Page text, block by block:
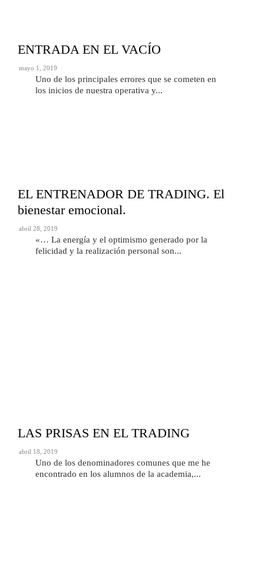
ENTRADA EN EL VACÍO
mayo 1, 2019
Uno de los principales errores que se cometen en
los inicios de nuestra operativa y...
EL ENTRENADOR DE TRADING. El
bienestar emocional.
abril 28, 2019
«… La energía y el optimismo generado por la
felicidad y la realización personal son...
LAS PRISAS EN EL TRADING
abril 18, 2019
Uno de los denominadores comunes que me he
encontrado en los alumnos de la academia,...